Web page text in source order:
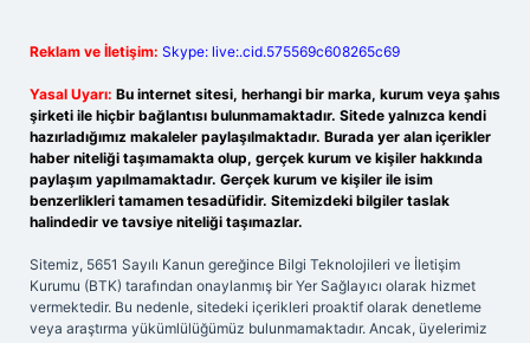
Reklam ve İletişim: Skype: live:.cid.575569c608265c69
Yasal Uyarı: Bu internet sitesi, herhangi bir marka, kurum veya şahıs
şirketi ile hiçbir bağlantısı bulunmamaktadır. Sitede yalnızca kendi
hazırladığımız makaleler paylaşılmaktadır. Burada yer alan içerikler
haber niteliği taşımamakta olup, gerçek kurum ve kişiler hakkında
paylaşım yapılmamaktadır. Gerçek kurum ve kişiler ile isim
benzerlikleri tamamen tesadüfidir. Sitemizdeki bilgiler taslak
halindedir ve tavsiye niteliği taşımazlar.
Sitemiz, 5651 Sayılı Kanun gereğince Bilgi Teknolojileri ve İletişim
Kurumu (BTK) tarafından onaylanmış bir Yer Sağlayıcı olarak hizmet
vermektedir. Bu nedenle, sitedeki içerikleri proaktif olarak denetleme
veya araştırma yükümlülüğümüz bulunmamaktadır. Ancak, üyelerimiz